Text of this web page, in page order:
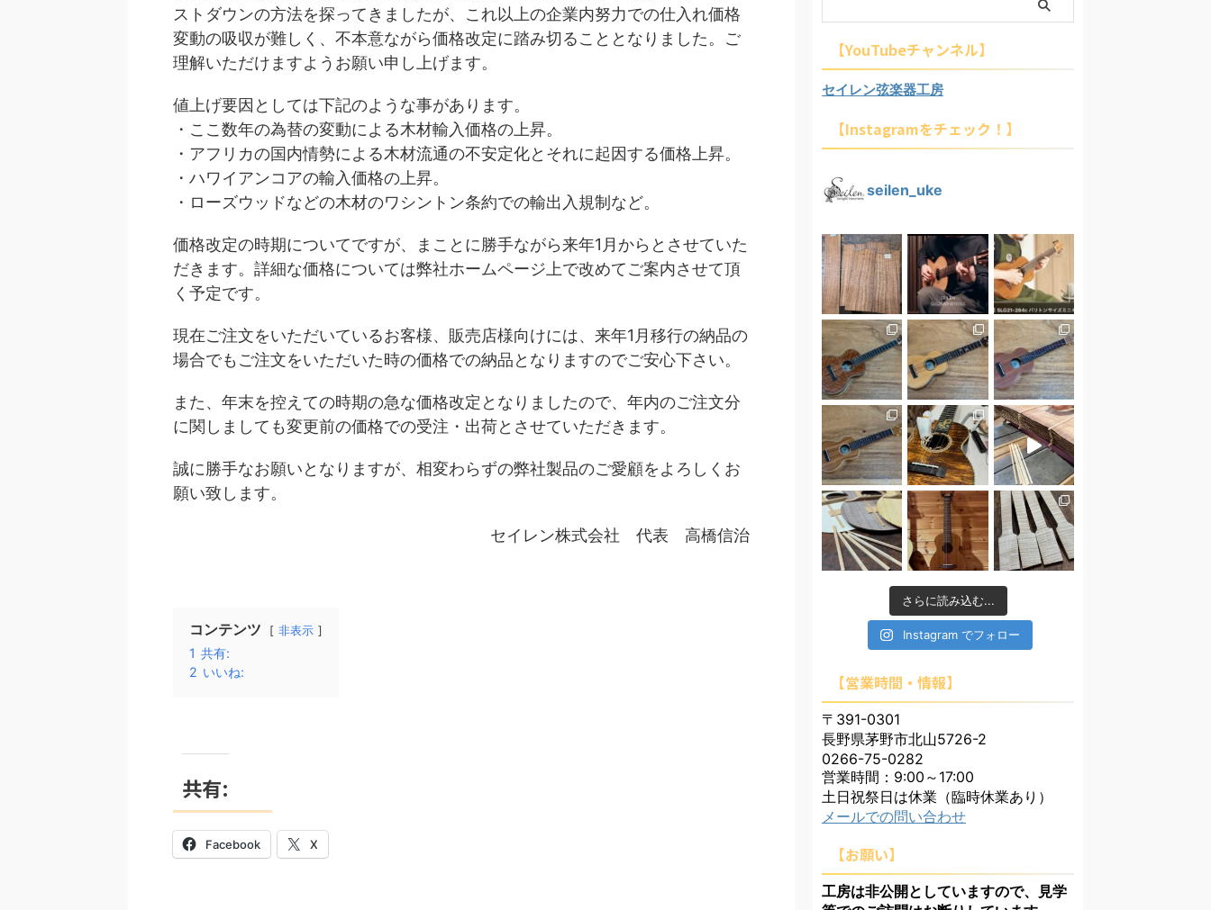
ストダウンの方法を探ってきましたが、これ以上の企業内努力での仕入れ価格
変動の吸収が難しく、不本意ながら価格改定に踏み切ることとなりました。ご
理解いただけますようお願い申し上げます。
値上げ要因としては下記のような事があります。
・ここ数年の為替の変動による木材輸入価格の上昇。
・アフリカの国内情勢による木材流通の不安定化とそれに起因する価格上昇。
・ハワイアンコアの輸入価格の上昇。
・ローズウッドなどの木材のワシントン条約での輸出入規制など。
価格改定の時期についてですが、まことに勝手ながら来年1月からとさせていた
だきます。詳細な価格については弊社ホームページ上で改めてご案内させて頂
く予定です。
現在ご注文をいただいているお客様、販売店様向けには、来年1月移行の納品の
場合でもご注文をいただいた時の価格での納品となりますのでご安心下さい。
また、年末を控えての時期の急な価格改定となりましたので、年内のご注文分
に関しましても変更前の価格での受注・出荷とさせていただきます。
誠に勝手なお願いとなりますが、相変わらずの弊社製品のご愛顧をよろしくお
願い致します。
セイレン株式会社 代表 高橋信治
コンテンツ 非表示
1 共有:
2 いいね:
共有:
Facebook X
【YouTubeチャンネル】
セイレン弦楽器工房
【Instagramをチェック！】
seilen_uke
さらに読み込む...
Instagram でフォロー
【営業時間・情報】
〒391-0301
長野県茅野市北山5726-2
0266-75-0282
営業時間：9:00～17:00
土日祝祭日は休業（臨時休業あり）
メールでの問い合わせ
【お願い】
工房は非公開としていますので、見学